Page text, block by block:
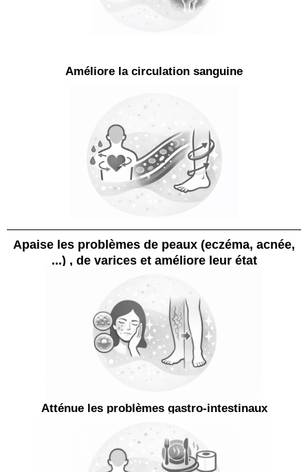
Améliore la circulation sanguine
Apaise les problèmes de peaux (eczéma, acnée,
...) , de varices et améliore leur état
Atténue les problèmes gastro-intestinaux